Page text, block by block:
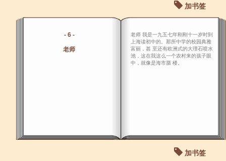
加书签
- 6 -
老师
老师 我是一九五七年刚刚十一岁时到
上海读初中的。那所中学的校园典雅
富丽，甚 至还有欧洲式的大理石喷水
池，这在我这么一个农村来的孩子眼
中，就像是海市蜃 楼。
加书签